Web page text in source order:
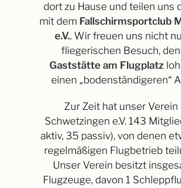
dort zu Hause und teilen uns
mit dem Fallschirmsportclub
e.V.. Wir freuen uns nicht
fliegerischen Besuch,
Gaststätte am Flugplatz
einen „bodenständigeren“
Zur Zeit hat unser Verein
Schwetzingen e.V. 143
aktiv, 35 passiv), von denen
regelmäßigen Flugbetrieb
Unser Verein besitzt
Flugzeuge, davon 1